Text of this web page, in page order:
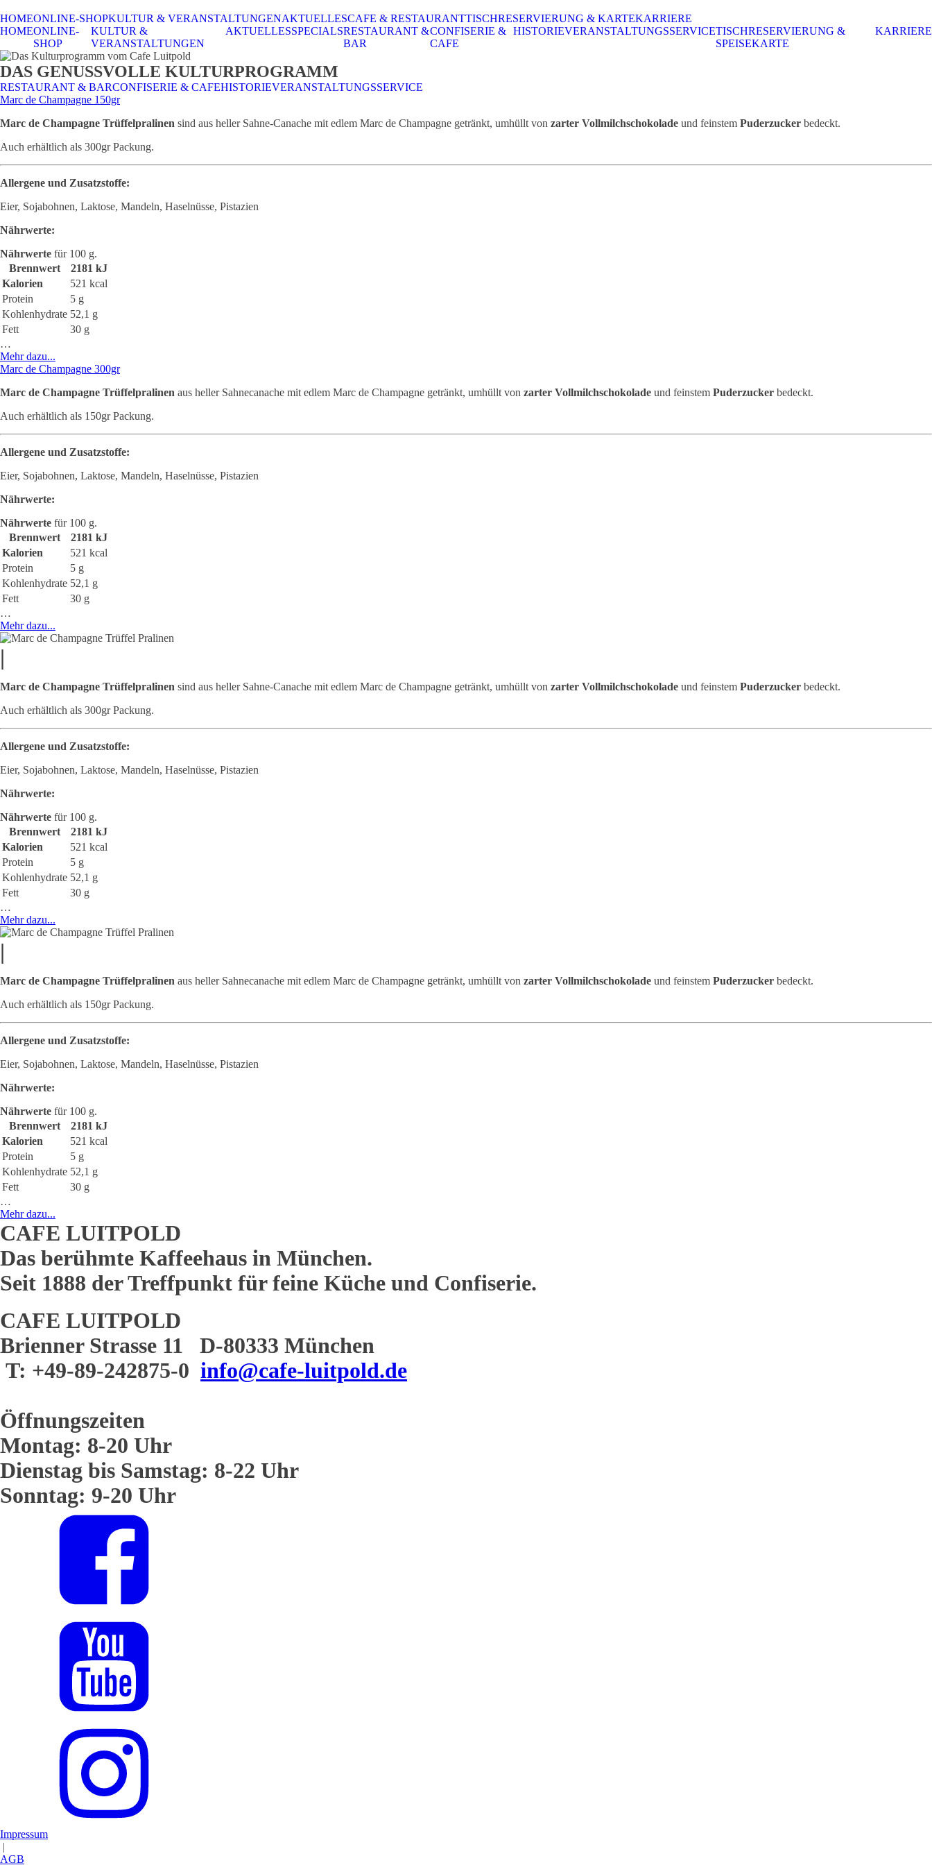
HOMEONLINE-SHOPKULTUR & VERANSTALTUNGENAKTUELLESCAFE & RESTAURANTTISCHRESERVIERUNG & KARTEKARRIERE
HOMEONLINE-
SHOP
KULTUR &
VERANSTALTUNGEN
AKTUELLESSPECIALSRESTAURANT &
BAR
CONFISERIE &
CAFE
HISTORIEVERANSTALTUNGSSERVICETISCHRESERVIERUNG &
SPEISEKARTE
KARRIERE
DAS GENUSSVOLLE KULTURPROGRAMM
RESTAURANT & BARCONFISERIE & CAFEHISTORIEVERANSTALTUNGSSERVICE
Marc de Champagne 150gr
Marc de Champagne Trüffelpralinen sind aus heller Sahne-Canache mit edlem Marc de Champagne getränkt, umhüllt von zarter Vollmilchschokolade und feinstem Puderzucker bedeckt.
Auch erhältlich als 300gr Packung.
Allergene und Zusatzstoffe:
Eier, Sojabohnen, Laktose, Mandeln, Haselnüsse, Pistazien
Nährwerte:
Nährwerte für 100 g.
Brennwert
2181 kJ
Kalorien
521 kcal
Protein
5 g
Kohlenhydrate 52,1 g
Fett
30 g
…
Mehr dazu...
Marc de Champagne 300gr
Marc de Champagne Trüffelpralinen aus heller Sahnecanache mit edlem Marc de Champagne getränkt, umhüllt von zarter Vollmilchschokolade und feinstem Puderzucker bedeckt.
Auch erhältlich als 150gr Packung.
Allergene und Zusatzstoffe:
Eier, Sojabohnen, Laktose, Mandeln, Haselnüsse, Pistazien
Nährwerte:
Nährwerte für 100 g.
Brennwert
2181 kJ
Kalorien
521 kcal
Protein
5 g
Kohlenhydrate 52,1 g
Fett
30 g
…
Mehr dazu...
|
Marc de Champagne Trüffelpralinen sind aus heller Sahne-Canache mit edlem Marc de Champagne getränkt, umhüllt von zarter Vollmilchschokolade und feinstem Puderzucker bedeckt.
Auch erhältlich als 300gr Packung.
Allergene und Zusatzstoffe:
Eier, Sojabohnen, Laktose, Mandeln, Haselnüsse, Pistazien
Nährwerte:
Nährwerte für 100 g.
Brennwert
2181 kJ
Kalorien
521 kcal
Protein
5 g
Kohlenhydrate 52,1 g
Fett
30 g
…
Mehr dazu...
|
Marc de Champagne Trüffelpralinen aus heller Sahnecanache mit edlem Marc de Champagne getränkt, umhüllt von zarter Vollmilchschokolade und feinstem Puderzucker bedeckt.
Auch erhältlich als 150gr Packung.
Allergene und Zusatzstoffe:
Eier, Sojabohnen, Laktose, Mandeln, Haselnüsse, Pistazien
Nährwerte:
Nährwerte für 100 g.
Brennwert
2181 kJ
Kalorien
521 kcal
Protein
5 g
Kohlenhydrate 52,1 g
Fett
30 g
…
Mehr dazu...
CAFE LUITPOLD
Das berühmte Kaffeehaus in München.
Seit 1888 der Treffpunkt für feine Küche und Confiserie.
CAFE LUITPOLD
Brienner Strasse 11 D-80333 München
T: +49-89-242875-0 info@cafe-luitpold.de
Öffnungszeiten
Montag: 8-20 Uhr
Dienstag bis Samstag: 8-22 Uhr
Sonntag: 9-20 Uhr
Impressum
|
AGB